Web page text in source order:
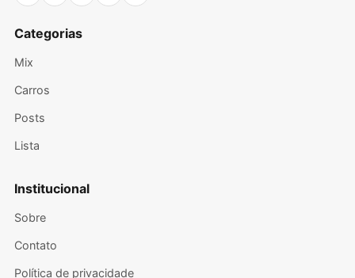
Categorias
Mix
Carros
Posts
Lista
Institucional
Sobre
Contato
Política de privacidade